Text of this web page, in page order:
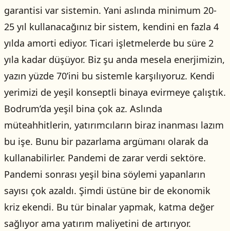
garantisi var sistemin. Yani aslında minimum 20-
25 yıl kullanacağınız bir sistem, kendini en fazla 4
yılda amorti ediyor. Ticari işletmelerde bu süre 2
yıla kadar düşüyor. Biz şu anda mesela enerjimizin,
yazın yüzde 70’ini bu sistemle karşılıyoruz. Kendi
yerimizi de yeşil konseptli binaya evirmeye çalıştık.
Bodrum’da yeşil bina çok az. Aslında
müteahhitlerin, yatırımcıların biraz inanması lazım
bu işe. Bunu bir pazarlama argümanı olarak da
kullanabilirler. Pandemi de zarar verdi sektöre.
Pandemi sonrası yeşil bina söylemi yapanların
sayısı çok azaldı. Şimdi üstüne bir de ekonomik
kriz ekendi. Bu tür binalar yapmak, katma değer
sağlıyor ama yatırım maliyetini de artırıyor.